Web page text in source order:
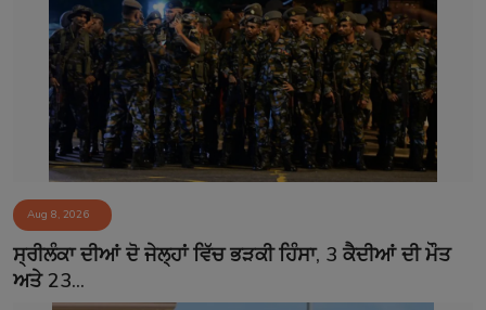
Aug 8, 2026
ਸ੍ਰੀਲੰਕਾ ਦੀਆਂ ਦੋ ਜੇਲ੍ਹਾਂ ਵਿੱਚ ਭੜਕੀ ਹਿੰਸਾ, 3 ਕੈਦੀਆਂ ਦੀ ਮੌਤ
ਅਤੇ 23...